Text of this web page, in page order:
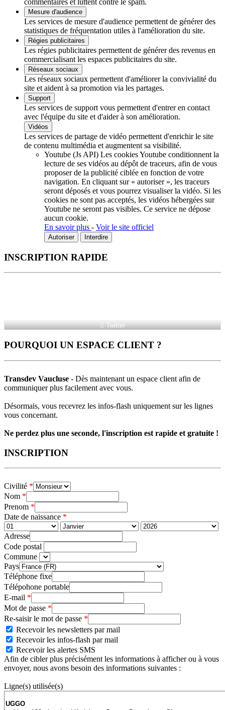
commentaires et luttent contre le spam.
Mesure d'audience
Les services de mesure d'audience permettent de générer des
statistiques de fréquentation utiles à l'amélioration du site.
Régies publicitaires
Les régies publicitaires permettent de générer des revenus en
commercialisant les espaces publicitaires du site.
Réseaux sociaux
Les réseaux sociaux permettent d'améliorer la convivialité du
site et aident à sa promotion via les partages.
Support
Les services de support vous permettent d'entrer en contact
avec l'équipe du site et d'aider à son amélioration.
Vidéos
Les services de partage de vidéo permettent d'enrichir le site
de contenu multimédia et augmentent sa visibilité.
Youtube (Js API) Les cookies Youtube conditionnent la
lecture de ses vidéos au dépôt de traceurs, afin de vous
proposer de la publicité ciblée en fonction de votre
navigation. En cliquant sur « autoriser », les traceurs
seront déposés et vous pourrez visualiser la vidéo. Si les
cookies ne sont pas acceptés, les vidéos hébergées sur
Youtube ne seront pas visibles. Ce service ne dépose
aucun cookie.
En savoir plus - Voir le site officiel
Autoriser Interdire
INSCRIPTION RAPIDE
Twitter
POURQUOI UN ESPACE CLIENT ?
Transdev Vaucluse - Dès maintenant un espace client afin de
communiquer plus facilement avec vous.
Désormais, vous recevrez les infos-flash uniquement sur les lignes
vous concernant.
Ne perdez plus une seconde, l'inscription est rapide et gratuite !
INSCRIPTION
Civilité *
Nom *
Prenom *
Date de naissance *
Adresse
Code postal
Commune
Pays
Téléphone fixe
Télépohone portable
E-mail *
Mot de passe *
Re-saisir le mot de passe *
Recevoir les newsletters par mail
Recevoir les infos-flash par mail
Recevoir les alertes SMS
Afin de cibler plus précisément les informations à afficher ou à vous
envoyer, nous avons besoin des informations suivantes :
Ligne(s) utilisée(s)